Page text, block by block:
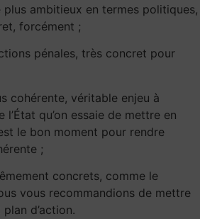
ambitieux en termes politiques,
forcément ;
pénales, très concret pour
cohérente, véritable enjeu à
l’État qu’on essaie de mettre en
le bon moment pour rendre
;
concrets, comme le
vous recommandions de mettre
d’action.